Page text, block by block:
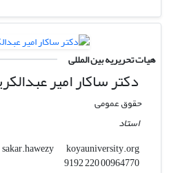
هیات تحریریه بین المللی
دکتر ساکار امیر
حقوق عمومی
استاد
sakar.hawezy
koyauniversity.org
00964770 220 9192